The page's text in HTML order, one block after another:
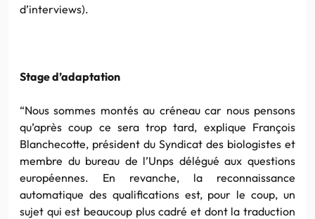
d’interviews).
Stage d’adaptation
“Nous sommes montés au créneau car nous pensons
qu’après coup ce sera trop tard, explique François
Blanchecotte, président du Syndicat des biologistes et
membre du bureau de l’Unps délégué aux questions
européennes. En revanche, la reconnaissance
automatique des qualifications est, pour le coup, un
sujet qui est beaucoup plus cadré et dont la traduction